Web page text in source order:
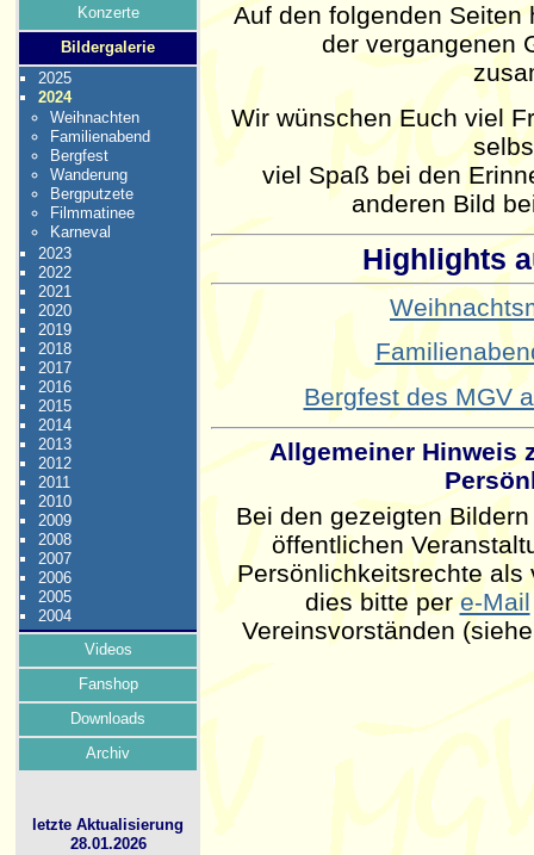
Konzerte
Bildergalerie
2025
2024
Weihnachten
Familienabend
Bergfest
Wanderung
Bergputzete
Filmmatinee
Karneval
2023
2022
2021
2020
2019
2018
2017
2016
2015
2014
2013
2012
2011
2010
2009
2008
2007
2006
2005
2004
Videos
Fanshop
Downloads
Archiv
letzte Aktualisierung
28.01.2026
Auf den folgenden
der vergangenen
Wir wünschen Euch viel
viel Spaß bei den
anderen Bild
Highlights
Bergfest des MGV
Allgemeiner Hinweis
Bei den gezeigten
öffentlichen
Persönlichkeitsrechte
dies bitte pere-Mail
Vereinsvorständen